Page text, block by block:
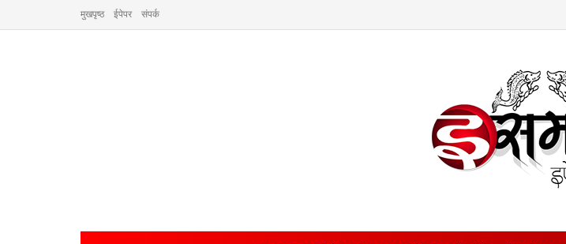
मुखपृष्ठ ईपेपर संपर्क